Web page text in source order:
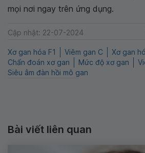
mọi nơi ngay trên ứng dụng.
Cập nhật: 22-07-2024
Xơ gan hóa F1 Viêm gan C Xơ gan
Chẩn đoán xơ gan
Mức độ xơ gan
Siêu âm đàn hồi mô gan
Bài viết liên quan